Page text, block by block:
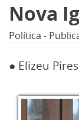
Informe
Nova
Política -
● Elizeu Pires